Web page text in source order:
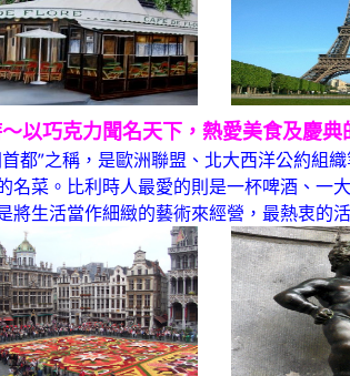
以巧克力聞名天下，熱愛美食及慶典
首都”之稱，是歐洲聯盟、北大西洋公約組
名菜。比利時人最愛的則是一杯啤酒、一
將生活當作細緻的藝術來經營，最熱衷的